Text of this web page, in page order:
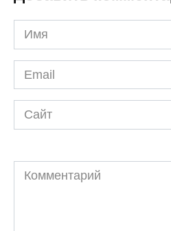
Имя
*
Email
*
Сайт
Комментарий